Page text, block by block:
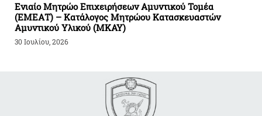
Ενιαίο Μητρώο Επιχειρήσεων Αμυντικού Τομέα
(ΕΜΕΑΤ) – Κατάλογος Μητρώου Κατασκευαστών
Αμυντικού Υλικού (ΜΚΑΥ)
30 Ιουλίου, 2026